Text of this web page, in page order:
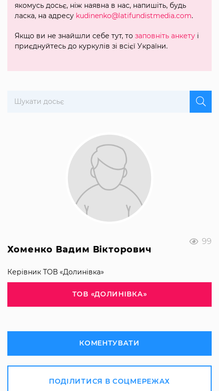
99
Хоменко Вадим Вікторович
Керівник ТОВ «Долинівка»
ТОВ «ДОЛИНІВКА»
КОМЕНТУВАТИ
ПОДІЛИТИСЯ В СОЦМЕРЕЖАХ
якомусь досьє, ніж наявна в нас, напишіть, будь
ласка, на адресу kudinenko@latifundistmedia.com.
Якщо ви не знайшли себе тут, то заповніть анкету і
приєднуйтесь до куркулів зі всієї України.